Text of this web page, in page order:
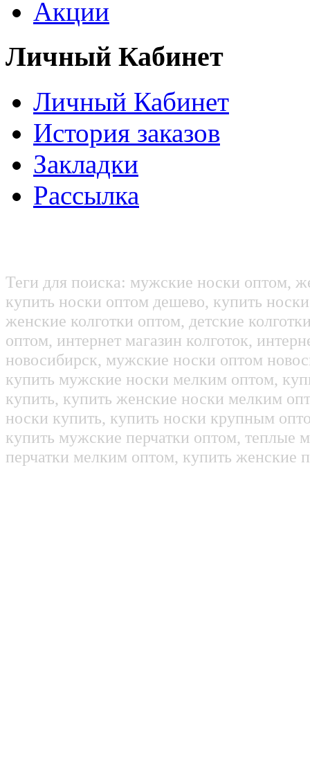
Акции
Личный Кабинет
Личный Кабинет
История заказов
Закладки
Рассылка
Теги для поиска: мужские носки оптом,
купить носки оптом дешево, купить
женские колготки оптом, детские
оптом, интернет магазин колготок,
новосибирск, мужские носки оптом
купить мужские носки мелким оптом,
купить, купить женские носки мелким
носки купить, купить носки крупным
купить мужские перчатки оптом, теплые
перчатки мелким оптом, купить женские